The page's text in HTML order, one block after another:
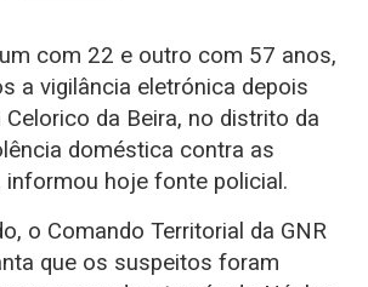
com 22 e outro com 57 anos,
a vigilância eletrónica depois
da Beira, no distrito da
doméstica contra as
informou hoje fonte policial.
o Comando Territorial da GNR
que os suspeitos foram